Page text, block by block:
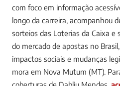
com foco em informação
longo da carreira, acompanhou
sorteios das Loterias da Caixa e
do mercado de apostas no
impactos sociais e mudanças
mora em Nova Mutum (MT).